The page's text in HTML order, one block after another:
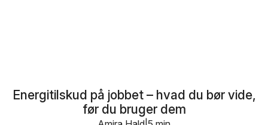
Energitilskud på jobbet – hvad du bør vide,
før du bruger dem